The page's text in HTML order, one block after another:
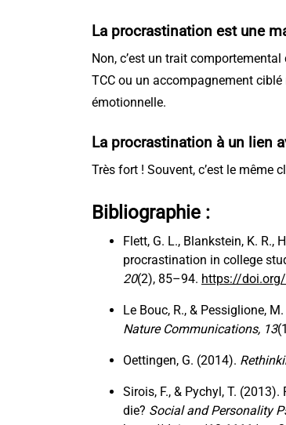
La procrastination est une
Non, c’est un trait
TCC ou un accompagnement
émotionnelle.
La procrastination à un lien
Très fort ! Souvent, c’est le même
Bibliographie :
Flett, G. L., Blankstein, K. R.,
procrastination in college
20(2), 85–94. https://
Le Bouc, R., & Pessiglione,
Nature Communications, 13
Oettingen, G. (2014).
Sirois, F., & Pychyl, T.
die? Social and Personality